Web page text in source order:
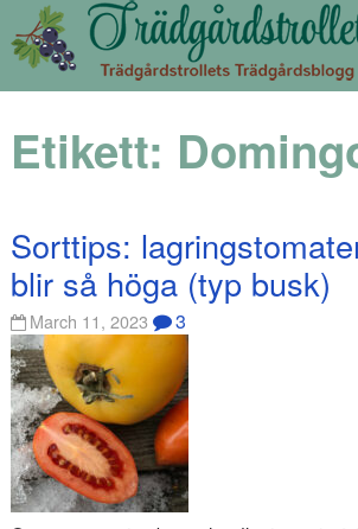
Etikett:
Sorttips:
blir så höga (typ busk)
March 11, 2023 3